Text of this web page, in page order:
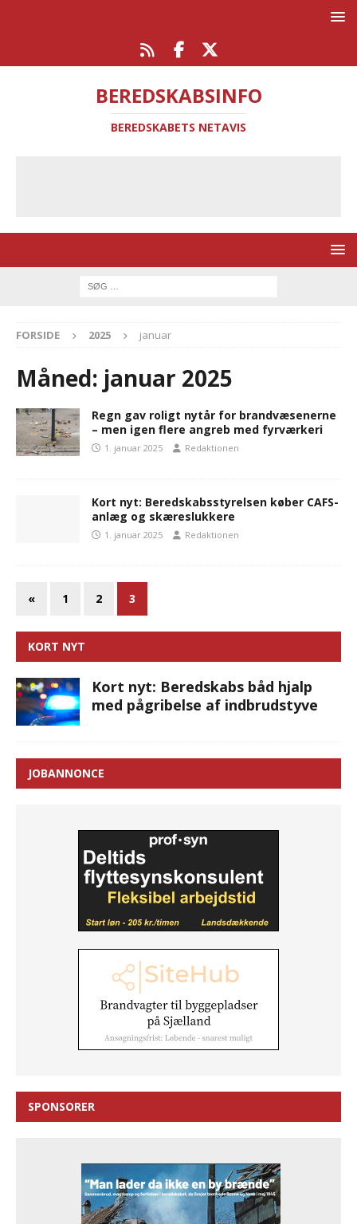
BEREDSKABSINFO
BEREDSKABETS NETAVIS
FORSIDE 2025 januar
Måned: januar 2025
Regn gav roligt nytår for brandvæsenerne
– men igen flere angreb med fyrværkeri
1. januar 2025 Redaktionen
Kort nyt: Beredskabsstyrelsen køber CAFS-
anlæg og skæreslukkere
1. januar 2025 Redaktionen
« 1 2 3
KORT NYT
Kort nyt: Beredskabs båd hjalp
med pågribelse af indbrudstyve
JOBANNONCE
SPONSORER